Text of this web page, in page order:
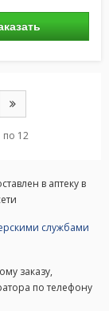
по 12
в аптеку в
службами
заказу,
по телефону